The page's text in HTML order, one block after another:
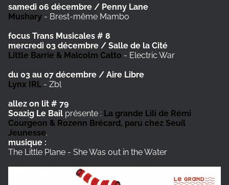
samedi 06 décembre / Penny Lane
Mushary - Brest-même Mambo
focus Trans Musicales # 8
mercredi 03 décembre / Salle de la Cité
Little Barrie & Malcolm Catto - Electric War
du 03 au 07 décembre / Aire Libre
Lynx IRL - Zbl
allez on lit # 79
Soazig Le Bail présente : La grande Lili de Rémi
Courgeon & Rozenn Brécard, paru chez Seuil
Jeunesse.
musique :
The Little Plane - She Was out in the Water